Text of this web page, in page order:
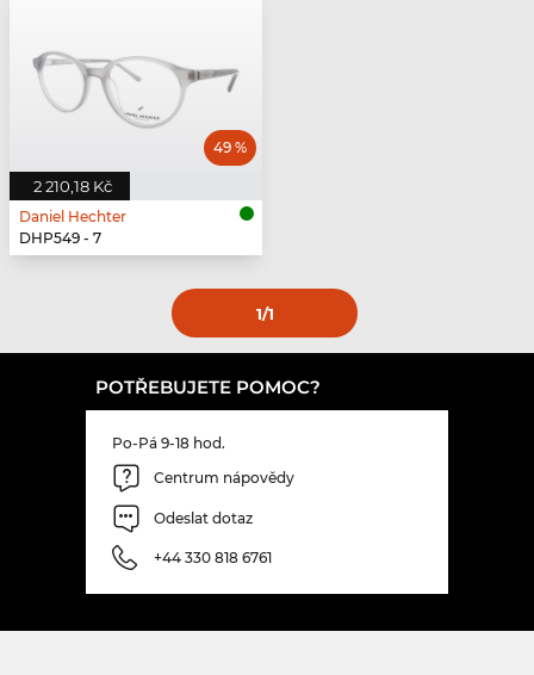
2 210,18 Kč
49 %
Daniel Hechter
DHP549 - 7
1/1
POTŘEBUJETE POMOC?
Po-Pá 9-18 hod.
Centrum nápovědy
Odeslat dotaz
+44 330 818 6761